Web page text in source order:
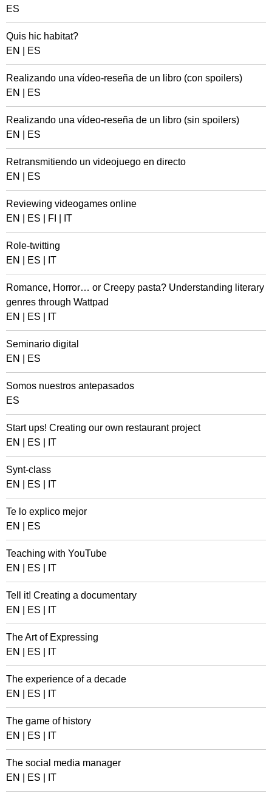
ES
Quis hic habitat?
EN
ES
Realizando una vídeo-reseña de un libro (con spoilers)
EN
ES
Realizando una vídeo-reseña de un libro (sin spoilers)
EN
ES
Retransmitiendo un videojuego en directo
EN
ES
Reviewing videogames online
EN
ES FI IT
Role-twitting
EN
ES IT
Romance, Horror… or Creepy pasta? Understanding literary
genres through Wattpad
EN
ES IT
Seminario digital
EN
ES
Somos nuestros antepasados
ES
Start ups! Creating our own restaurant project
EN
ES IT
Synt-class
EN
ES IT
Te lo explico mejor
EN
ES
Teaching with YouTube
EN
ES IT
Tell it! Creating a documentary
EN
ES IT
The Art of Expressing
EN
ES IT
The experience of a decade
EN
ES IT
The game of history
EN
ES IT
The social media manager
EN
ES IT